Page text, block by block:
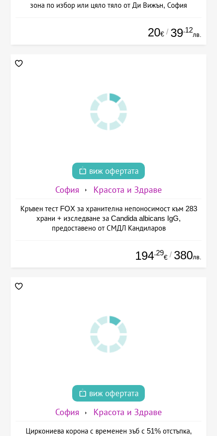
зона по избор или цяло тяло от Ди Вижън, София
20€ / 39.12
лв.
виж офертата
София Красота и Здраве
Кръвен тест FOX за хранителна непоносимост към 283
храни + изследване за Candida albicans IgG,
предоставено от СМДЛ Кандиларов
194.29
€ / 380лв.
виж офертата
София Красота и Здраве
Циркониева корона с временен зъб с 51% отстъпка,